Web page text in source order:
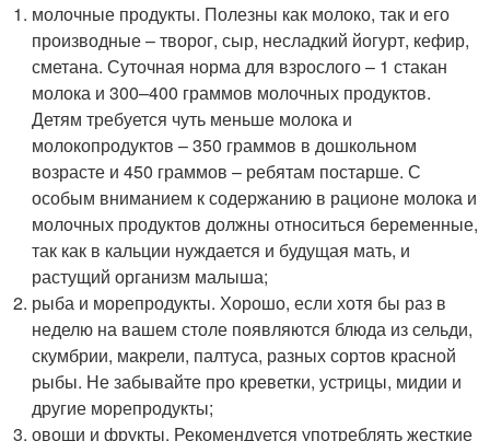
молочные продукты. Полезны как молоко, так и его
производные – творог, сыр, несладкий йогурт, кефир,
сметана. Суточная норма для взрослого – 1 стакан
молока и 300–400 граммов молочных продуктов.
Детям требуется чуть меньше молока и
молокопродуктов – 350 граммов в дошкольном
возрасте и 450 граммов – ребятам постарше. С
особым вниманием к содержанию в рационе молока и
молочных продуктов должны относиться беременные,
так как в кальции нуждается и будущая мать, и
растущий организм малыша;
рыба и морепродукты. Хорошо, если хотя бы раз в
неделю на вашем столе появляются блюда из сельди,
скумбрии, макрели, палтуса, разных сортов красной
рыбы. Не забывайте про креветки, устрицы, мидии и
другие морепродукты;
овощи и фрукты. Рекомендуется употреблять жесткие